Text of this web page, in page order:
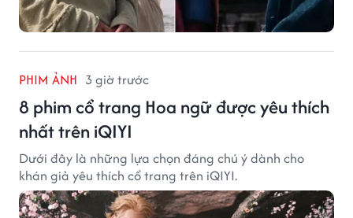
PHIM ẢNH 3 giờ trước
8 phim cổ trang Hoa ngữ được yêu thích
nhất trên iQIYI
Dưới đây là những lựa chọn đáng chú ý dành cho
khán giả yêu thích cổ trang trên iQIYI.